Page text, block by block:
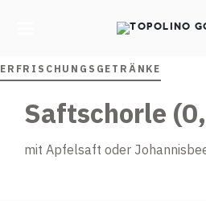
ERFRISCHUNGSGETRÄNKE
Saftschorle
mit Apfelsaft oder